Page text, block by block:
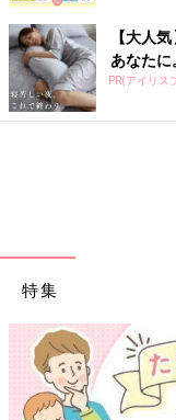
【大人
あなたに。
PR(アイリス
特集